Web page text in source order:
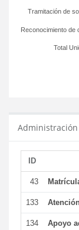
Total
Reconocimiento de
Tramitación de
Administración
ID
43
133
134 Apoyo